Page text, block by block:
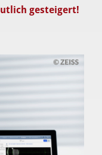
gesteigert!